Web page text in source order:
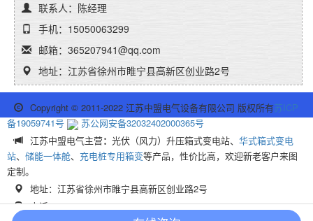
联系人：陈经理
手机：15050063299
邮箱：365207941@qq.com
地址：江苏省徐州市睢宁县高新区创业路2号
Copyright © 2011-2022 江苏中盟电气设备有限公司 版权所有苏ICP
备19059741号
苏公网安备32032402000365号
江苏中盟电气主营： 光伏（风力）升压箱式变电站、 华式箱式变电
站、 储能一体舱、 充电桩专用箱变等产品，性价比高，欢迎新老客户来图
定制。
地址：江苏省徐州市睢宁县高新区创业路2号
电话：15050063299